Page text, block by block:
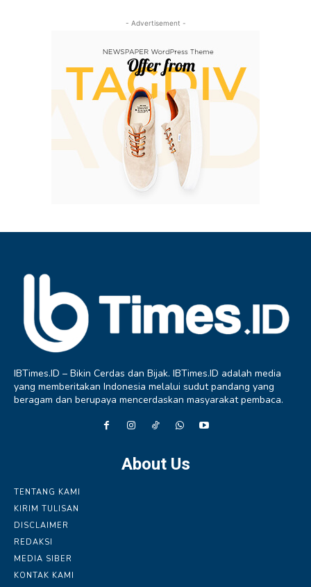
- Advertisement -
IBTimes.ID – Bikin Cerdas dan Bijak. IBTimes.ID adalah media
yang memberitakan Indonesia melalui sudut pandang yang
beragam dan berupaya mencerdaskan masyarakat pembaca.
About Us
TENTANG KAMI
KIRIM TULISAN
DISCLAIMER
REDAKSI
MEDIA SIBER
KONTAK KAMI